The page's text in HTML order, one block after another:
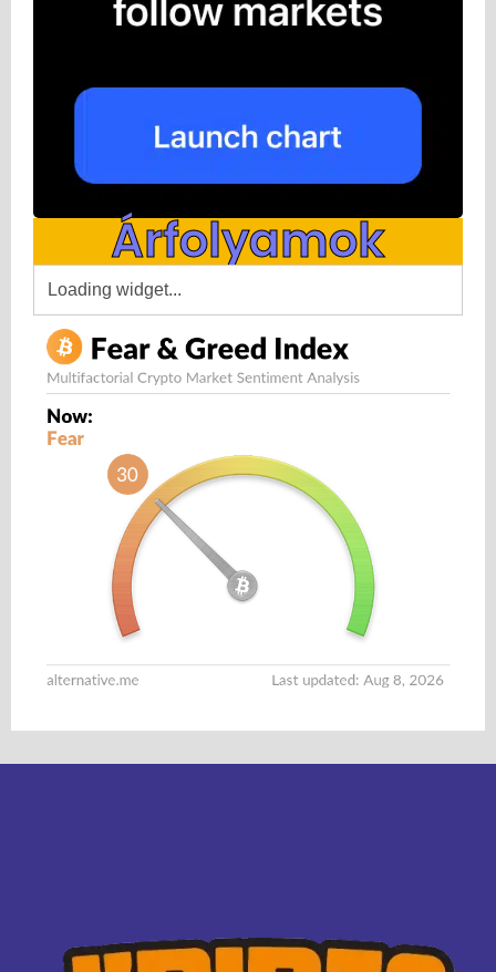
Árfolyamok